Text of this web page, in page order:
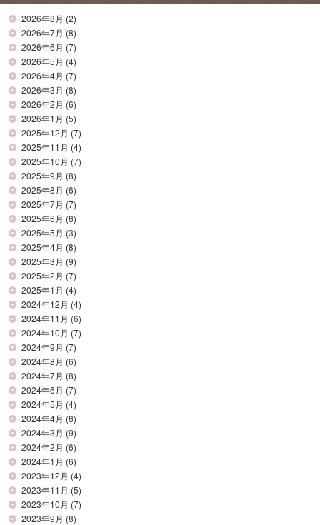
2026年8月 (2)
2026年7月 (8)
2026年6月 (7)
2026年5月 (4)
2026年4月 (7)
2026年3月 (8)
2026年2月 (6)
2026年1月 (5)
2025年12月 (7)
2025年11月 (4)
2025年10月 (7)
2025年9月 (8)
2025年8月 (6)
2025年7月 (7)
2025年6月 (8)
2025年5月 (3)
2025年4月 (8)
2025年3月 (9)
2025年2月 (7)
2025年1月 (4)
2024年12月 (4)
2024年11月 (6)
2024年10月 (7)
2024年9月 (7)
2024年8月 (6)
2024年7月 (8)
2024年6月 (7)
2024年5月 (4)
2024年4月 (8)
2024年3月 (9)
2024年2月 (6)
2024年1月 (6)
2023年12月 (4)
2023年11月 (5)
2023年10月 (7)
2023年9月 (8)